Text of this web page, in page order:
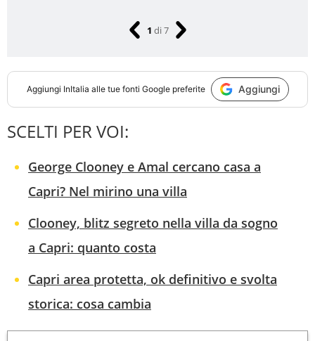
1 di7
Aggiungi InItalia alle tue fonti Google preferite Aggiungi
SCELTI PER VOI:
George Clooney e Amal cercano casa a
Capri? Nel mirino una villa
Clooney, blitz segreto nella villa da sogno
a Capri: quanto costa
Capri area protetta, ok definitivo e svolta
storica: cosa cambia